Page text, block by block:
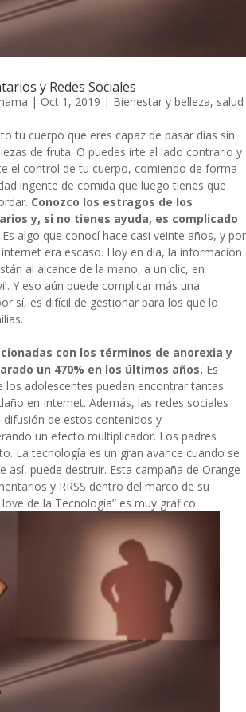
y Redes Sociales
| Oct 1, 2019 | Bienestar y belleza, salud
tu cuerpo que eres capaz de pasar días sin
de fruta. O puedes irte al lado contrario y
el control de tu cuerpo, comiendo de forma
ingente de comida que luego tienes que
Conozco los estragos de los
y, si no tienes ayuda, es complicado
Es algo que conocí hace casi veinte años, y por
era escaso. Hoy en día, la información
al alcance de la mano, a un clic, en
Y eso aún puede complicar más una
sí, es difícil de gestionar para los que lo
con los términos de anorexia y
un 470% en los últimos años. Es
los adolescentes puedan encontrar tantas
en Internet. Además, las redes sociales
de estos contenidos y
un efecto multiplicador. Los padres
La tecnología es un gran avance cuando se
así, puede destruir. Esta campaña de Orange
y RRSS dentro del marco de su
de la Tecnología” es muy gráfico.